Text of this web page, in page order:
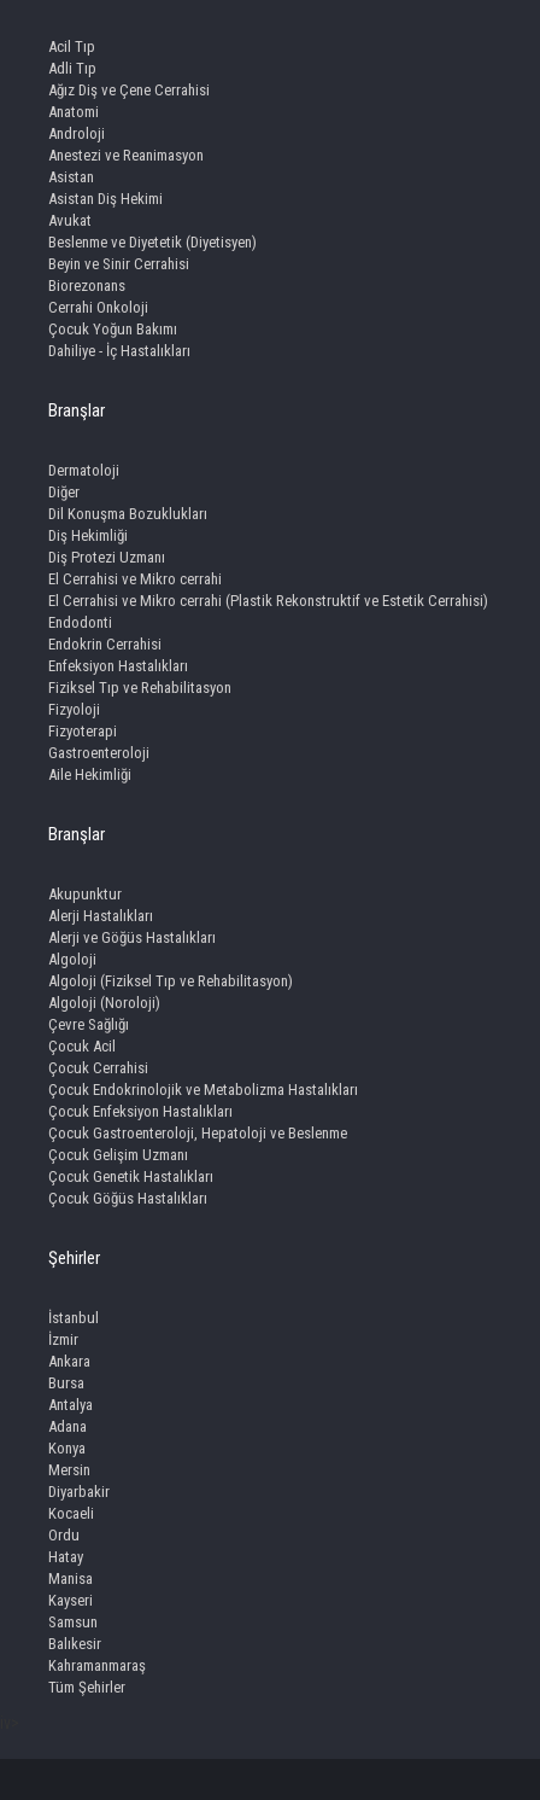
Acil Tıp
Adli Tıp
Ağız Diş ve Çene Cerrahisi
Anatomi
Androloji
Anestezi ve Reanimasyon
Asistan
Asistan Diş Hekimi
Avukat
Beslenme ve Diyetetik (Diyetisyen)
Beyin ve Sinir Cerrahisi
Biorezonans
Cerrahi Onkoloji
Çocuk Yoğun Bakımı
Dahiliye - İç Hastalıkları
Branşlar
Dermatoloji
Diğer
Dil Konuşma Bozuklukları
Diş Hekimliği
Diş Protezi Uzmanı
El Cerrahisi ve Mikro cerrahi
El Cerrahisi ve Mikro cerrahi (Plastik Rekonstruktif ve Estetik Cerrahisi)
Endodonti
Endokrin Cerrahisi
Enfeksiyon Hastalıkları
Fiziksel Tıp ve Rehabilitasyon
Fizyoloji
Fizyoterapi
Gastroenteroloji
Aile Hekimliği
Branşlar
Akupunktur
Alerji Hastalıkları
Alerji ve Göğüs Hastalıkları
Algoloji
Algoloji (Fiziksel Tıp ve Rehabilitasyon)
Algoloji (Noroloji)
Çevre Sağlığı
Çocuk Acil
Çocuk Cerrahisi
Çocuk Endokrinolojik ve Metabolizma Hastalıkları
Çocuk Enfeksiyon Hastalıkları
Çocuk Gastroenteroloji, Hepatoloji ve Beslenme
Çocuk Gelişim Uzmanı
Çocuk Genetik Hastalıkları
Çocuk Göğüs Hastalıkları
Şehirler
İstanbul
İzmir
Ankara
Bursa
Antalya
Adana
Konya
Mersin
Diyarbakir
Kocaeli
Ordu
Hatay
Manisa
Kayseri
Samsun
Balıkesir
Kahramanmaraş
Tüm Şehirler